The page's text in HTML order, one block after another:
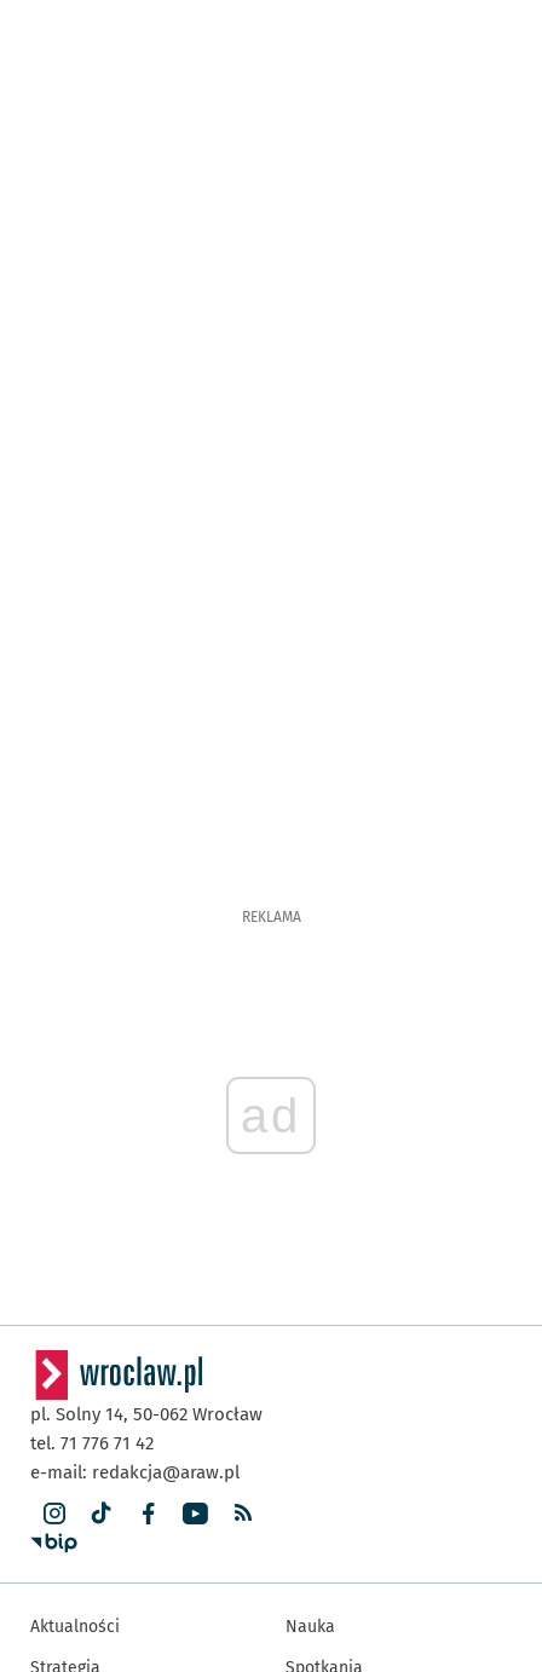
REKLAMA
ad
pl. Solny 14, 50-062 Wrocław
tel. 71 776 71 42
e-mail: redakcja@araw.pl
Aktualności
Strategia
Nauka
Spotkania